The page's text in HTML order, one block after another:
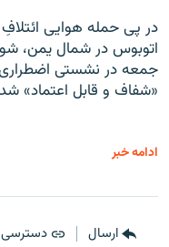
در پی حمله هوایی
اتوبوس در شمال یمن،
جمعه در نشستی اضطراری
«شفاف و قابل اعتماد»
ادامه خبر
ارسال دسترسی